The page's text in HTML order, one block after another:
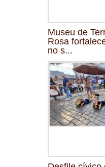
Museu de
Rosa
no s...